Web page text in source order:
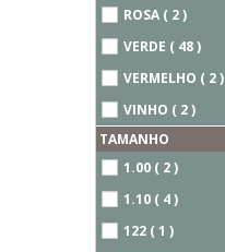
ROSA ( 2 )
VERDE ( 48 )
VERMELHO ( 2 )
VINHO ( 2 )
TAMANHO
1.00 ( 2 )
1.10 ( 4 )
122 ( 1 )